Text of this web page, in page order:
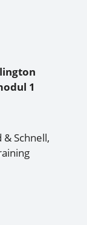
1
Schnell,